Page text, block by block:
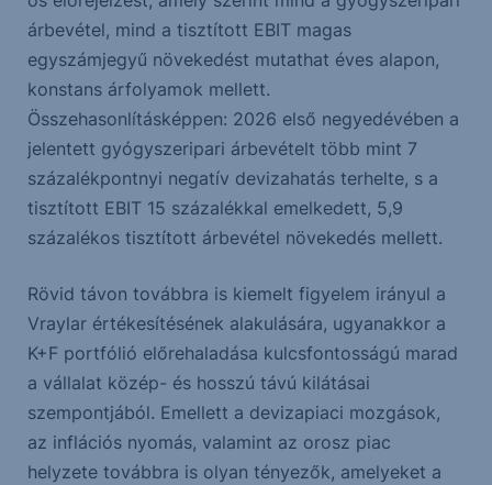
árbevétel, mind a tisztított EBIT magas
egyszámjegyű növekedést mutathat éves alapon,
konstans árfolyamok mellett.
Összehasonlításképpen: 2026 első negyedévében a
jelentett gyógyszeripari árbevételt több mint 7
százalékpontnyi negatív devizahatás terhelte, s a
tisztított EBIT 15 százalékkal emelkedett, 5,9
százalékos tisztított árbevétel növekedés mellett.
Rövid távon továbbra is kiemelt figyelem irányul a
Vraylar értékesítésének alakulására, ugyanakkor a
K+F portfólió előrehaladása kulcsfontosságú marad
a vállalat közép- és hosszú távú kilátásai
szempontjából. Emellett a devizapiaci mozgások,
az inflációs nyomás, valamint az orosz piac
helyzete továbbra is olyan tényezők, amelyeket a